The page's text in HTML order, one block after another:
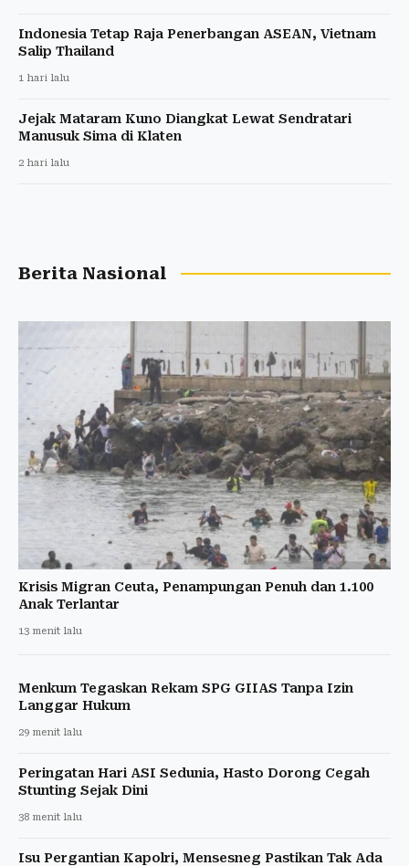
Indonesia Tetap Raja Penerbangan ASEAN, Vietnam
Salip Thailand
1 hari lalu
Jejak Mataram Kuno Diangkat Lewat Sendratari
Manusuk Sima di Klaten
2 hari lalu
Berita Nasional
Krisis Migran Ceuta, Penampungan Penuh dan 1.100
Anak Terlantar
13 menit lalu
Menkum Tegaskan Rekam SPG GIIAS Tanpa Izin
Langgar Hukum
29 menit lalu
Peringatan Hari ASI Sedunia, Hasto Dorong Cegah
Stunting Sejak Dini
38 menit lalu
Isu Pergantian Kapolri, Mensesneg Pastikan Tak Ada